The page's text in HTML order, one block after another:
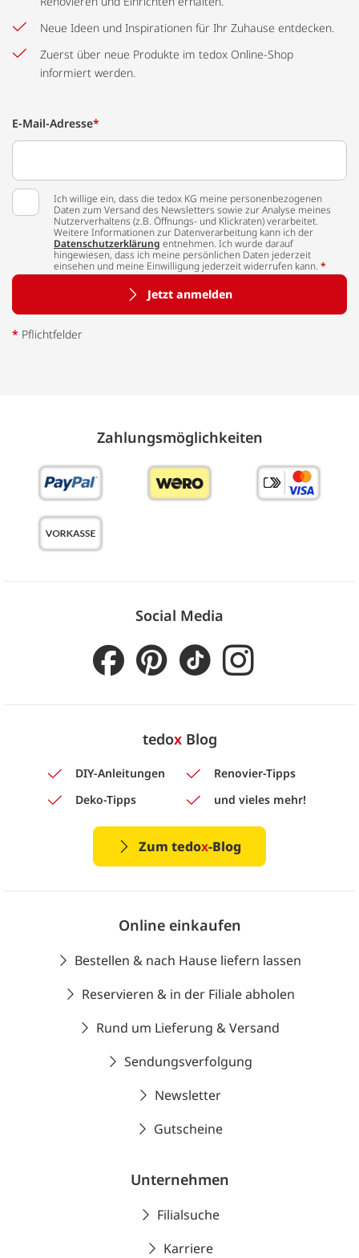
Neue Ideen und Inspirationen für Ihr Zuhause entdecken.
Zuerst über neue Produkte im tedox Online-Shop
informiert werden.
E-Mail-Adresse*
Ich willige ein, dass die tedox KG meine personenbezogenen
Daten zum Versand des Newsletters sowie zur Analyse meines
Nutzerverhaltens (z.B. Öffnungs- und Klickraten) verarbeitet.
Weitere Informationen zur Datenverarbeitung kann ich der
Datenschutzerklärung entnehmen. Ich wurde darauf
hingewiesen, dass ich meine persönlichen Daten jederzeit
einsehen und meine Einwilligung jederzeit widerrufen kann. *
Jetzt anmelden
* Pflichtfelder
Zahlungs­möglich­keiten
Social Media
tedoxBlog
DIY-Anleitungen
Renovier-Tipps
Deko-Tipps
und vieles mehr!
Zum tedox-Blog
Online einkaufen
Bestellen & nach Hause liefern lassen
Reservieren & in der Filiale abholen
Rund um Lieferung & Versand
Sendungsverfolgung
Newsletter
Gutscheine
Unternehmen
Filialsuche
Karriere